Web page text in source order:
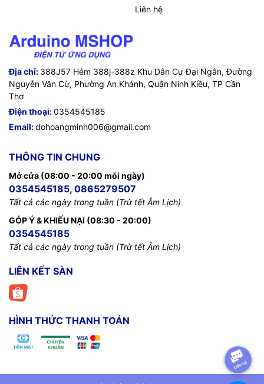
Liên hệ
Địa chỉ: 388J57 Hẻm 388j-388z Khu Dân Cư Đại Ngân, Đường
Nguyễn Văn Cừ, Phường An Khánh, Quận Ninh Kiều, TP Cần
Thơ
Điện thoại:0354545185
Email:dohoangminh006@gmail.com
THÔNG TIN CHUNG
Mở cửa (08:00 - 20:00 mỗi ngày)
0354545185, 0865279507
Tất cả các ngày trong tuần (Trừ tết Âm Lịch)
GÓP Ý & KHIẾU NẠI (08:30 - 20:00)
0354545185
Tất cả các ngày trong tuần (Trừ tết Âm Lịch)
LIÊN KẾT SÀN
HÌNH THỨC THANH TOÁN